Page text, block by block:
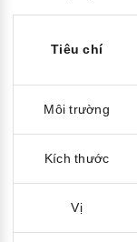
Tiêu chí
Môi trường
Kích thước
Vị